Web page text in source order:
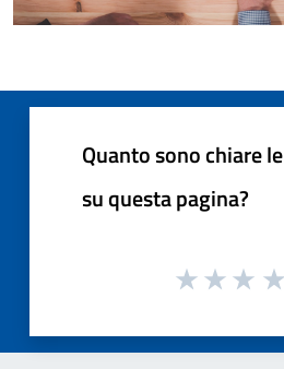
Quanto sono chiare
su questa pagina?